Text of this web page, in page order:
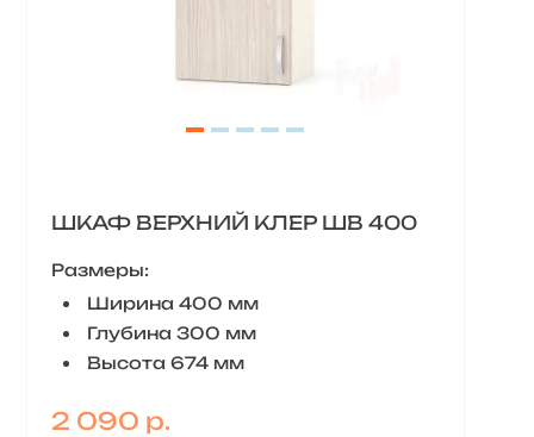
ШКАФ ВЕРХНИЙ КЛЕР ШВ 400
Размеры:
Ширина 400 мм
Глубина 300 мм
Высота 674 мм
2 090 р.